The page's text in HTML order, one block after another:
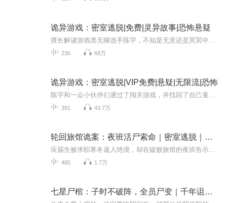
诡异游戏：密室逃脱|免费|灵异故事|恐怖悬疑
236 68万
诡异游戏：密室逃脱|VIP免费|悬疑|无限流|恐怖
391 43.7万
轮回旅馆诡案：夜班活尸索命｜密室逃脱｜绝境逆袭
485 1.7万
七星尸棺：子时不破阵，全员尸变｜千年诅咒｜密室逃脱